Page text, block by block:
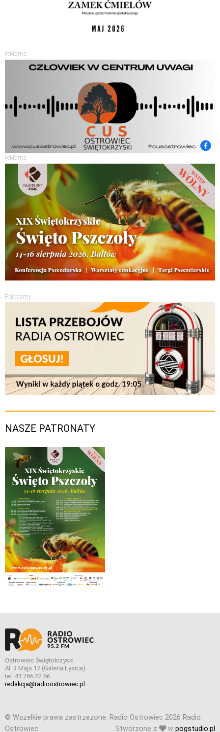
reklama
reklama
Polecamy
NASZE PATRONATY
Ostrowiec Świętokrzyski
Al. 3 Maja 17 (Galeria Łysica)
tel. 41 266 22 66
redakcja@radioostrowiec.pl
© Wszelkie prawa zastrzeżone. Radio Ostrowiec 2026 Radio
Ostrowiec.
Stworzone z w pogstudio.pl